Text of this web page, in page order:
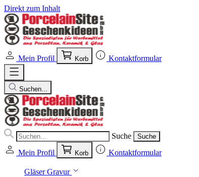
Direkt zum Inhalt
Mein Profil Korb Kontaktformular
Suchen...
Suche Suche
Mein Profil Korb Kontaktformular
Gläser Gravur